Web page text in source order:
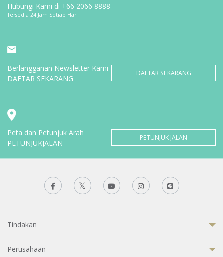
Hubungi Kami di +66 2066 8888
Tersedia 24 Jam Setiap Hari
Berlangganan Newsletter Kami
DAFTAR SEKARANG
DAFTAR SEKARANG
Peta dan Petunjuk Arah
PETUNJUKJALAN
PETUNJUK JALAN
Tindakan
Perusahaan